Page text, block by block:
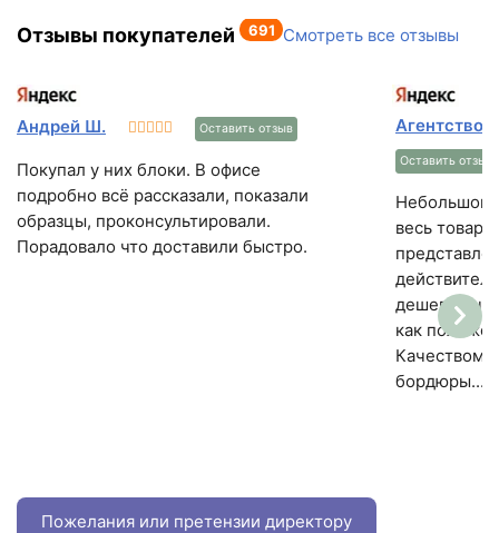
Отзывы покупателей 691 Смотреть все отзывы
Андрей Ш. Оставить отзыв
Покупал у них блоки. В офисе
подробно всё рассказали, показали
образцы, проконсультировали.
Порадовало что доставили быстро.
Агентство
Оставить отзыв
Небольшой
весь товар
дешевле
как
Качеством
бордюры...
Пожелания или претензии директору